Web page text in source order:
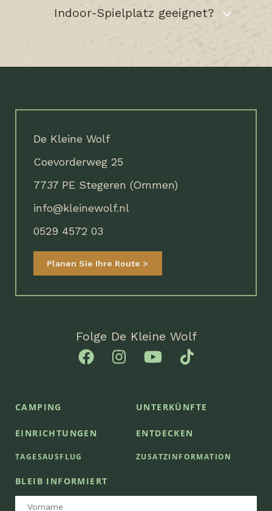
Indoor-Spielplatz geeignet?
De Kleine Wolf
Coevorderweg 25
7737 PE Stegeren (Ommen)
info@kleinewolf.nl
0529 4572 03
Planen Sie Ihre Route
Folge De Kleine Wolf
CAMPING UNTERKÜNFTE
EINRICHTUNGEN ENTDECKEN
TAGESAUSFLUG ZUSATZINFORMATION
BLEIB INFORMIERT